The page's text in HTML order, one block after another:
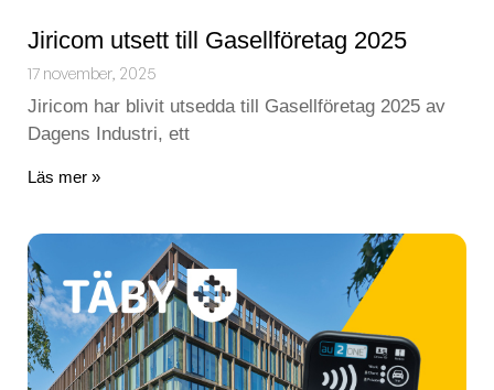
Jiricom utsett till Gasellföretag 2025
17 november, 2025
Jiricom har blivit utsedda till Gasellföretag 2025 av
Dagens Industri, ett
Läs mer »